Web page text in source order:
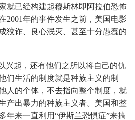
就已经构建起穆斯林即阿拉伯恐怖
2001年的事件发生之前，美国电影
狡诈、良心泯灭、甚至十分愚蠢的
兴起，还有他们之所以将自己的仇
们生活的制度就是种族主义的制
人的个体，不去指向整个制度，就
产出暴力的种族主义者。美国和整
年来一直利用“伊斯兰恐惧症”来搞